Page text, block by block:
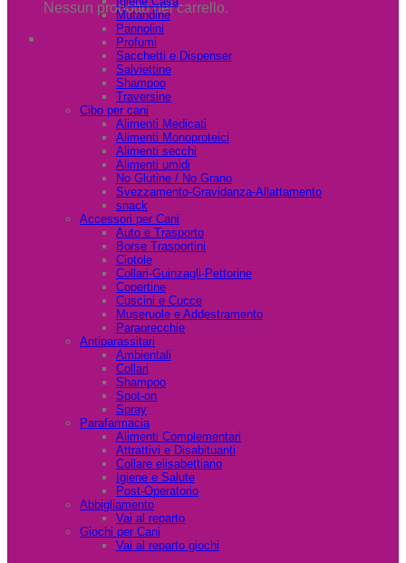
Nessun prodotto nel carrello.
Mutandine
Pannolini
Profumi
Sacchetti e Dispenser
Salviettine
Shampoo
Traversine
Cibo per cani
Alimenti Medicati
Alimenti Monoproteici
Alimenti secchi
Alimenti umidi
No Glutine / No Grano
Svezzamento-Gravidanza-Allattamento
snack
Accessori per Cani
Auto e Trasporto
Borse Trasportini
Ciotole
Collari-Guinzagli-Pettorine
Copertine
Cuscini e Cucce
Museruole e Addestramento
Paraorecchie
Antiparassitari
Ambientali
Collari
Shampoo
Spot-on
Spray
Parafarmacia
Alimenti Complementari
Attrattivi e Disabituanti
Collare elisabettiano
Igiene e Salute
Post-Operatorio
Abbigliamento
Vai al reparto
Giochi per Cani
Vai al reparto giochi